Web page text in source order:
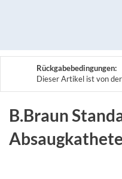
Rückgabebedingungen:
Dieser Artikel ist von
B.Braun